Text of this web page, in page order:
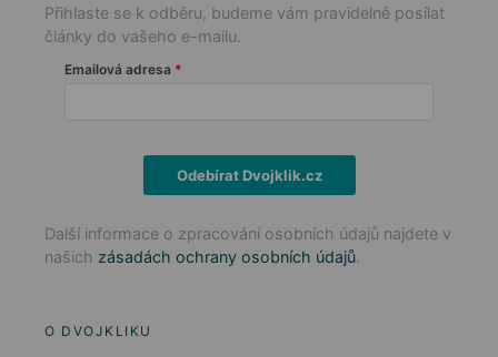
Přihlaste se k odběru, budeme vám pravidelně posílat
články do vašeho e-mailu.
Emailová adresa
Odebírat Dvojklik.cz
Další informace o zpracování osobních údajů najdete v
našich zásadách ochrany osobních údajů.
O DVOJKLIKU